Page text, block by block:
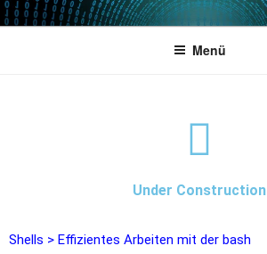
POWERCAMPUS 01
Home of the LPAR-Tool
Menü
Under Construction
Shells > Effizientes Arbeiten mit der bash